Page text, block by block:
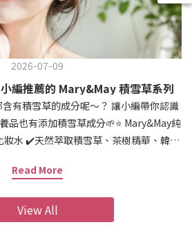
2026-07-09
編推薦的 Mary&May 積雪草系列
有積雪草的成分呢～？ 讓小編帶你認識
品也有添加積雪草成分🌱⭐️ Mary&May純
妝水 ✔️天然萃取積雪草、茶樹精華、韓國
積雪草精華 ✔️質地清爽好
魚腥草+茶樹+積雪草舒緩面膜 ✔️便攜式
緩肌膚的急救品 一盒就有30片 是懶人的
Read More
View All